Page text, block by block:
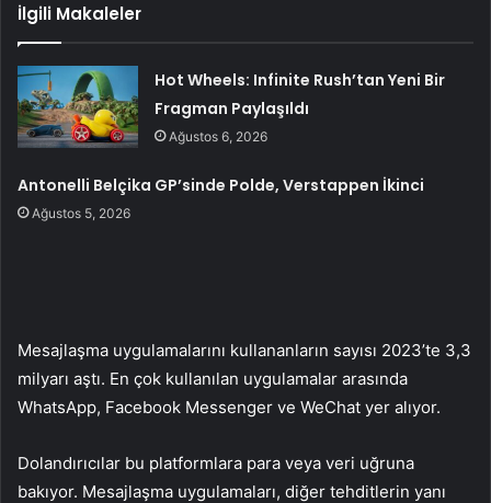
İlgili Makaleler
Hot Wheels: Infinite Rush’tan Yeni Bir
Fragman Paylaşıldı
Ağustos 6, 2026
Antonelli Belçika GP’sinde Polde, Verstappen İkinci
Ağustos 5, 2026
Mesajlaşma uygulamalarını kullananların sayısı 2023’te 3,3
milyarı aştı. En çok kullanılan uygulamalar arasında
WhatsApp, Facebook Messenger ve WeChat yer alıyor.
Dolandırıcılar bu platformlara para veya veri uğruna
bakıyor. Mesajlaşma uygulamaları, diğer tehditlerin yanı